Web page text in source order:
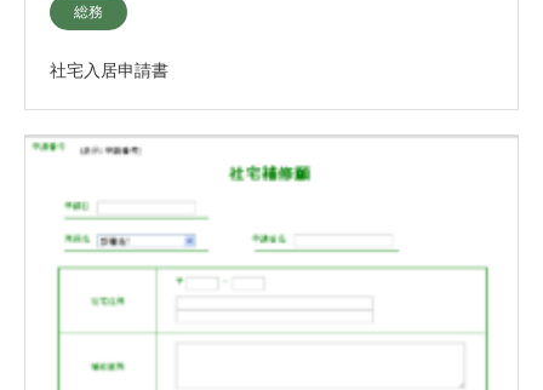
総務
社宅入居申請書